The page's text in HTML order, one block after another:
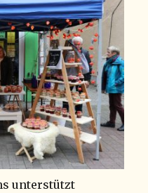
unterstützt